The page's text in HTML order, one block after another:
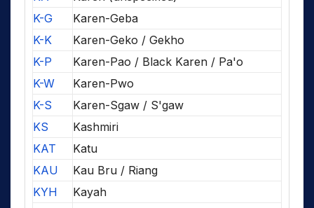
K-G
Karen-Geba
K-K
Karen-Geko / Gekho
K-P
Karen-Pao / Black Karen / Pa'o
K-W
Karen-Pwo
K-S
Karen-Sgaw / S'gaw
KS
Kashmiri
KAT
Katu
KAU
Kau Bru / Riang
KYH
Kayah